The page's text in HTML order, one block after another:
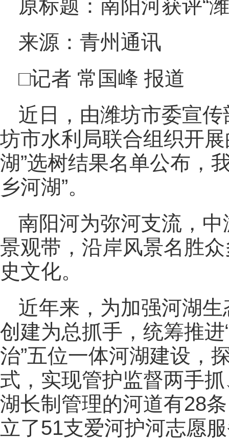
原标题：南阳河获评“
来源：青州通讯
□记者 常国峰 报道
近日，由潍坊市委宣
坊市水利局联合组织开展
湖”选树结果名单公布，
乡河湖”。
南阳河为弥河支流，
景观带，沿岸风景名胜
史文化。
近年来，为加强河湖
创建为总抓手，统筹推
治”五位一体河湖建设，
式，实现管护监督两手
湖长制管理的河道有28
立了51支爱河护河志愿